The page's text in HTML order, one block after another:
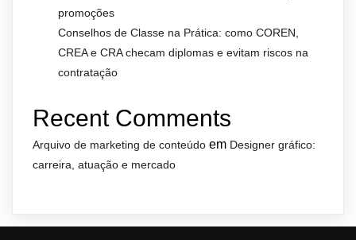
promoções
Conselhos de Classe na Prática: como COREN,
CREA e CRA checam diplomas e evitam riscos na
contratação
Recent Comments
Arquivo de marketing de conteúdo em Designer gráfico:
carreira, atuação e mercado